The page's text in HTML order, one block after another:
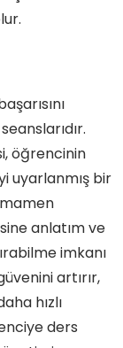
öğrencinin
uyarlanmış bir
anlatım ve
imkanı
artırır,
hızlı
ders